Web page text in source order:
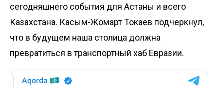
сегодняшнего события для Астаны и всего
Казахстана. Касым-Жомарт Токаев подчеркнул,
что в будущем наша столица должна
превратиться в транспортный хаб Евразии.